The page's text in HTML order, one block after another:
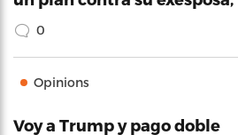
0
Opinions
Voy a Trump y pago doble